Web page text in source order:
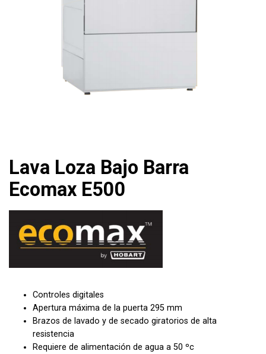
Lava Loza Bajo Barra
Ecomax E500
Controles digitales
Apertura máxima de la puerta 295 mm
Brazos de lavado y de secado giratorios de alta
resistencia
Requiere de alimentación de agua a 50 ºc